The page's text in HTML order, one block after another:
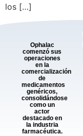
los […]
Ophalac
comenzó sus
operaciones
en la
comercialización
de
medicamentos
genéricos,
consolidándose
como un
actor
destacado en
la industria
farmacéutica.